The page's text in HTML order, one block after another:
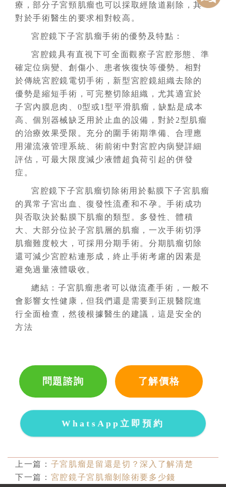
療，部分子宮頸肌瘤也可以採取經陰道剔除，其
對於手術醫生的要求相對較高。
宮腔鏡下子宮肌瘤手術的優勢及特點：
宮腔鏡具有直視下可全面觀察子宮腔形態、準
確定位病變、創傷小、患者恢復快等優勢。相對
於傳統宮腔鏡電切手術，新型宮腔鏡組織去除的
優勢是縮短手術，可完整切除組織，尤其適宜於
子宮內膜息肉、0型或1型平滑肌瘤，缺點是成本
高、個別器械缺乏用於止血的設備，對於2型肌瘤
的治療效果受限。充分的圍手術期準備、合理應
用灌流液管理系統、術前術中對宮腔內病變詳細
評估，可最大限度減少液體超負荷引起的併發
症。
宮腔鏡下子宮肌瘤切除術用於黏膜下子宮肌瘤
的異常子宮出血、復發性流產和不孕。手術成功
與否取決於黏膜下肌瘤的類型。多發性、體積
大、大部分位於子宮肌層的肌瘤，一次手術切淨
肌瘤難度較大，可採用分期手術。分期肌瘤切除
還可減少宮腔粘連形成，終止手術考慮的因素是
避免過量液體吸收。
總結：子宮肌瘤患者可以做流產手術，一般不
會影響女性健康，但我們還是需要到正規醫院進
行全面檢查，然後根據醫生的建議，這是安全的
方法
問題諮詢 了解價格
WhatsApp立即預約
上一篇： 子宮肌瘤是留還是切？深入了解清楚
下一篇： 宮腔鏡子宮肌瘤剝除術要多少錢